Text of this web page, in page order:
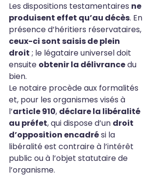
Les dispositions testamentaires ne
produisent effet qu’au décès. En
présence d’héritiers réservataires,
ceux-ci sont saisis de plein
droit ; le légataire universel doit
ensuite obtenir la délivrance du
bien.
Le notaire procède aux formalités
et, pour les organismes visés à
l’article 910, déclare la libéralité
au préfet, qui dispose d’un droit
d’opposition encadré si la
libéralité est contraire à l’intérêt
public ou à l’objet statutaire de
l’organisme.